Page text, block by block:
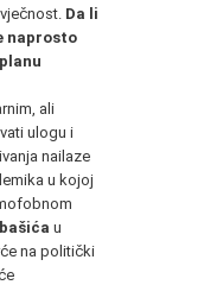
Da li
naprosto
ali
ulogu i
nailaze
u kojoj
u
na politički